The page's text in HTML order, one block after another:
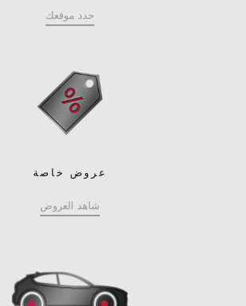
حدد موقعك
عروض خاصة
شاهد العروض